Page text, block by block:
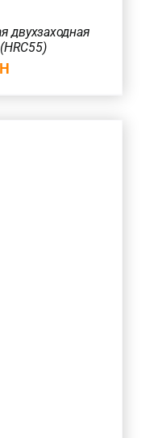
двухзаходная